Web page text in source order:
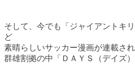
そして、今でも「ジャイアントキ
ど
素晴らしいサッカー漫画が連載さ
群雄割拠の中「ＤＡＹＳ（デイズ